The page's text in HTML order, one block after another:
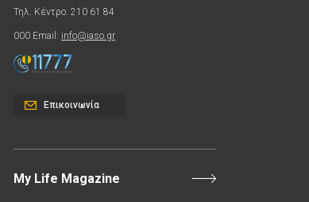
Τηλ. Κέντρο: 210 61 84
000 Email: info@iaso.gr
Επικοινωνία
My Life Magazine